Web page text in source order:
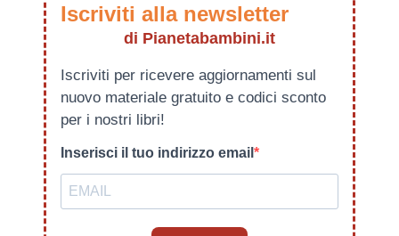
Iscriviti alla newsletter
di Pianetabambini.it
Iscriviti per ricevere aggiornamenti sul
nuovo materiale gratuito e codici sconto
per i nostri libri!
Inserisci il tuo indirizzo email